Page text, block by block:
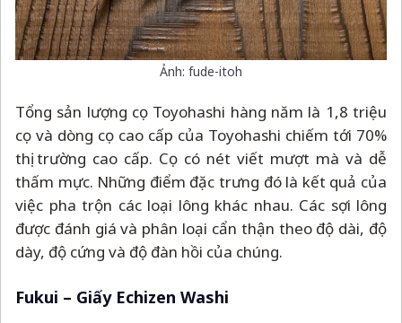
cọ và dòng cọ cao cấp của Toyohashi chiếm tới 70%
thị trường cao cấp. Cọ có nét viết mượt mà và dễ
thấm mực. Những điểm đặc trưng đó là kết quả của
việc pha trộn các loại lông khác nhau. Các sợi lông
được đánh giá và phân loại cẩn thận theo độ dài, độ
dày, độ cứng và độ đàn hồi của chúng.
Fukui Giấy Echizen Washi
Echizen Washi (tiếng Nhật: 越前和紙) là một loại giấy
truyền thống của Nhật Bản được làm ở lưu vực sông
Okafuto thuộc vùng Echizen, tỉnh Fukui. Echizen
washi có màu sắc tự nhiên trang nhã, được biết đến
là loại giấy chất lượng cao, chống côn trùng và có